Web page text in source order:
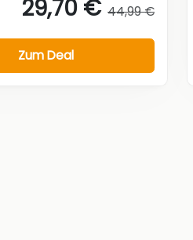
29,70 € 44,99 €
Zum Deal